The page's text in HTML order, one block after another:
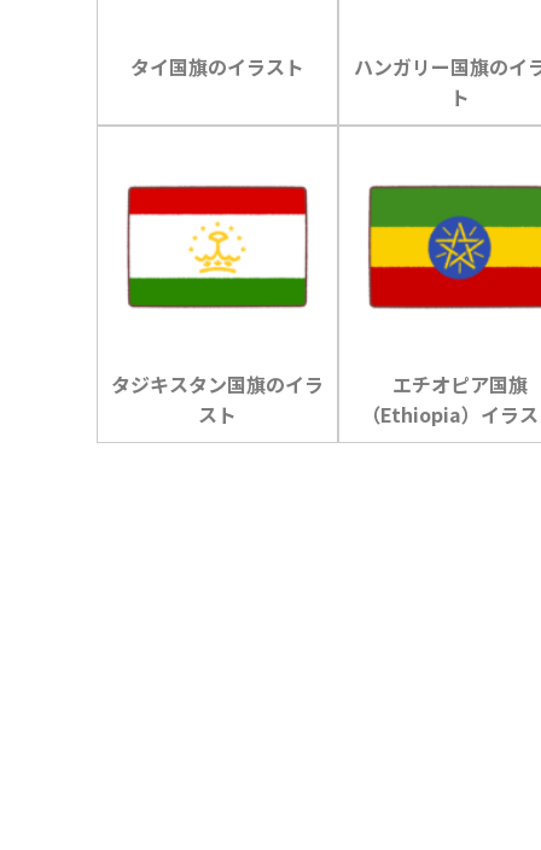
タイ国旗のイラスト
ハンガリー国旗のイ
ト
タジキスタン国旗のイラ
スト
エチオピア国旗
（Ethiopia）イラ